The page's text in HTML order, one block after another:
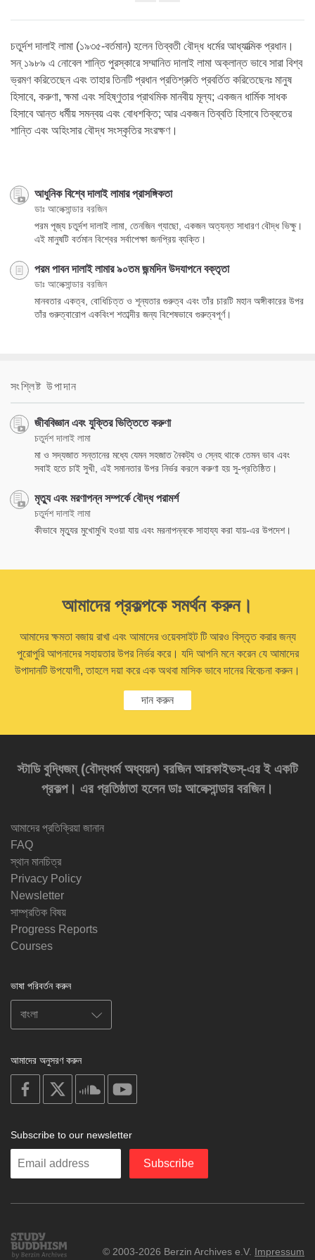
facebook
চতুর্দশ দালাই লামা (১৯৩৫-বর্তমান) হলেন তিব্বতী বৌদ্ধ ধর্মের আধ্যাত্মিক প্রধান।
সন্‌ ১৯৮৯ এ নোবেল শান্তি পুরস্কারে সম্মানিত দালাই লামা অক্লান্ত ভাবে সারা বিশ্ব
ভ্রমণ করিতেছেন এবং তাহার তিনটি প্রধান প্রতিশ্রুতি প্রবর্তিত করিতেছেনঃ মানুষ
হিসাবে, করুণা, ক্ষমা এবং সহিষ্ণুতার প্রাথমিক মানবীয় মূল্য; একজন ধার্মিক সাধক
হিসাবে আন্ত ধর্মীয় সমন্বয় এবং বোধশক্তি; আর একজন তিব্বতি হিসাবে তিব্বতের
শান্তি এবং অহিংসার বৌদ্ধ সংস্কৃতির সংরক্ষণ।
আধুনিক বিশ্বে দালাই লামার প্রাসঙ্গিকতা
ডাঃ আলেক্সান্ডার বরজিন
পরম পূজ্য চতুর্দশ দালাই লামা, তেনজিন গ্যাছো, একজন অত্যন্ত সাধারণ বৌদ্ধ ভিক্ষু।
এই মানুষটি বর্তমান বিশ্বের সর্বাপেক্ষা জনপ্রিয় ব্যক্তি।
পরম পাবন দালাই লামার ৯০তম জন্মদিন উদযাপনে বক্তৃতা
ডাঃ আলেক্সান্ডার বরজিন
মানবতার একত্ব, বোধিচিত্ত ও শূন্যতার গুরুত্ব এবং তাঁর চারটি মহান অঙ্গীকারের উপর
তাঁর গুরুত্বারোপ একবিংশ শতাব্দীর জন্য বিশেষভাবে গুরুত্বপূর্ণ।
সংশ্লিষ্ট উপাদান
জীববিজ্ঞান এবং যুক্তির ভিত্তিতে করুণা
চতুর্দশ দালাই লামা
মা ও সদ্যজাত সন্তানের মধ্যে যেমন সহজাত নৈকট্য ও স্নেহ থাকে তেমন ভাব এবং
সবাই হতে চাই সুখী, এই সমানতার উপর নির্ভর করলে করুণা হয় সু-প্রতিষ্ঠিত।
মৃত্যু এবং মরণাপন্ন সম্পর্কে বৌদ্ধ পরামর্শ
চতুর্দশ দালাই লামা
কীভাবে মৃত্যুর মুখোমুখি হওয়া যায় এবং মরনাপন্নকে সাহায্য করা যায়-এর উপদেশ।
আমাদের প্রকল্পকে সমর্থন করুন।
আমাদের ক্ষমতা বজায় রাখা এবং আমাদের ওয়েবসাইট টি আরও বিস্তৃত করার জন্য
পুরোপুরি আপনাদের সহায়তার উপর নির্ভর করে। যদি আপনি মনে করেন যে আমাদের
উপাদানটি উপযোগী, তাহলে দয়া করে এক অথবা মাসিক ভাবে দানের বিবেচনা করুন।
দান করুন
স্টাডি বুদ্ধিজম্‌ (বৌদ্ধধর্ম অধ্যয়ন) বরজিন আরকাইভস্‌-এর ই একটি
প্রকল্প। এর প্রতিষ্ঠাতা হলেন ডাঃ আলেক্সান্ডার বরজিন।
আমাদের প্রতিক্রিয়া জানান
FAQ
স্থান মানচিত্র
Privacy Policy
Newsletter
সাম্প্রতিক বিষয়
Progress Reports
Courses
ভাষা পরিবর্তন করুন
আমাদের অনুসরণ করুন
on
facebook
soundcloud
Subscribe to our newsletter
Enter
Subscribe
Study
Buddhism
© 2003-2026 Berzin Archives e.V. Impressum